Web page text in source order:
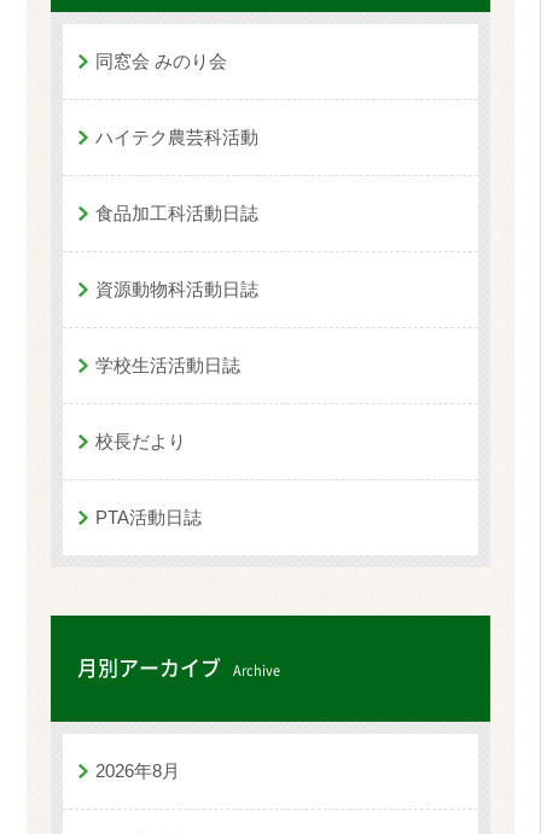
同窓会 みのり会
ハイテク農芸科活動
食品加工科活動日誌
資源動物科活動日誌
学校生活活動日誌
校長だより
PTA活動日誌
月別アーカイブ Archive
2026年8月